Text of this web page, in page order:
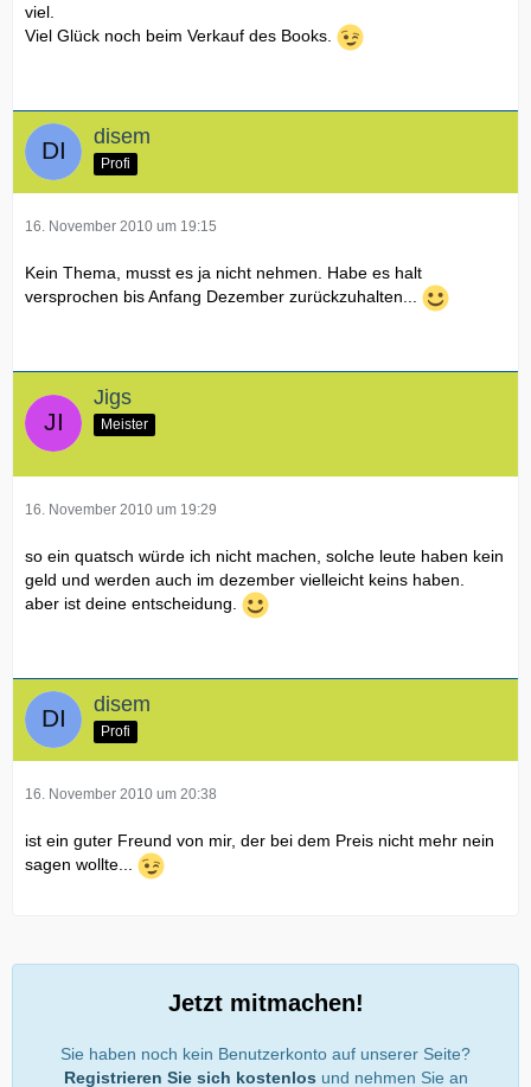
viel.
Viel Glück noch beim Verkauf des Books.
disem
Profi
16. November 2010 um 19:15
Kein Thema, musst es ja nicht nehmen. Habe es halt
versprochen bis Anfang Dezember zurückzuhalten...
Jigs
Meister
16. November 2010 um 19:29
so ein quatsch würde ich nicht machen, solche leute haben kein
geld und werden auch im dezember vielleicht keins haben.
aber ist deine entscheidung.
disem
Profi
16. November 2010 um 20:38
ist ein guter Freund von mir, der bei dem Preis nicht mehr nein
sagen wollte...
Jetzt mitmachen!
Sie haben noch kein Benutzerkonto auf unserer Seite?
Registrieren Sie sich kostenlos und nehmen Sie an